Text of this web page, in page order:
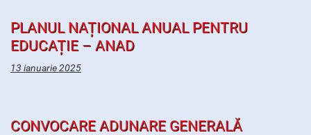
PLANUL NAȚIONAL ANUAL PENTRU
EDUCAȚIE – ANAD
13 ianuarie 2025
CONVOCARE ADUNARE GENERALĂ